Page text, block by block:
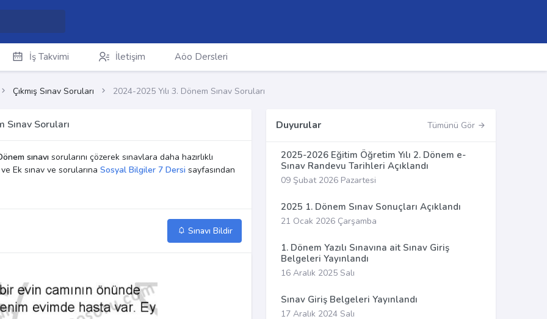
İş Takvimi İletişim Aöo Dersleri
Çıkmış Sınav Soruları 2024-2025 Yılı 3. Dönem Sınav Soruları
Soruları
sınavı sorularını çözerek sınavlara daha hazırlıklı
Ek sınav ve sorularına Sosyal Bilgiler 7 Dersi sayfasından
Sınavı Bildir
Duyurular Tümünü Gör
2025-2026 Eğitim Öğretim Yılı 2. Dönem e-
Sınav Randevu Tarihleri Açıklandı
09 Şubat 2026 Pazartesi
2025 1. Dönem Sınav Sonuçları Açıklandı
21 Ocak 2026 Çarşamba
1. Dönem Yazılı Sınavına ait Sınav Giriş
Belgeleri Yayınlandı
16 Aralık 2025 Salı
Sınav Giriş Belgeleri Yayınlandı
17 Aralık 2024 Salı